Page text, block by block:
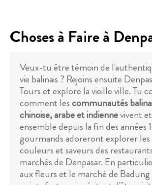
Choses à Faire à
Veux-tu être témoin de
vie balinais ? Rejoins ensuite
Tours et explore la vieille ville. Tu
comment lescommunautés
chinoise, arabe et indiennevivent
ensemble depuis la fin des années
gourmands adoreront explorer
couleurs et saveurs des
marchés de Denpasar. En
aux fleurs et le marché de Badung